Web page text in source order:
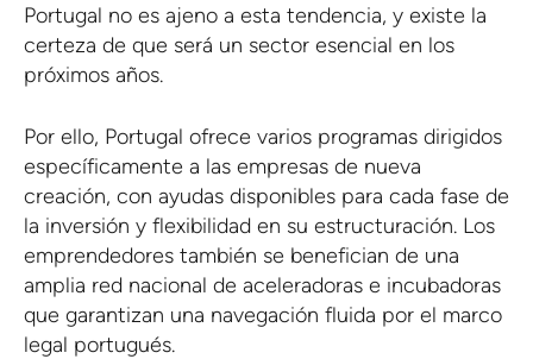
Portugal no es ajeno a esta tendencia, y existe la
certeza de que será un sector esencial en los
próximos años.
Por ello, Portugal ofrece varios programas dirigidos
específicamente a las empresas de nueva
creación, con ayudas disponibles para cada fase de
la inversión y flexibilidad en su estructuración. Los
emprendedores también se benefician de una
amplia red nacional de aceleradoras e incubadoras
que garantizan una navegación fluida por el marco
legal portugués.